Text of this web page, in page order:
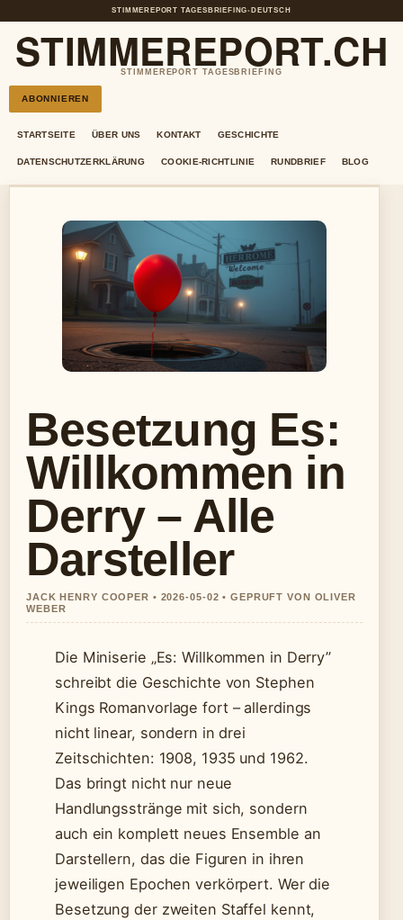
STIMMEREPORT TAGESBRIEFING• DEUTSCH
STIMMEREPORT.CH
STIMMEREPORT TAGESBRIEFING
ABONNIEREN
STARTSEITE ÜBER UNS KONTAKT GESCHICHTE
DATENSCHUTZERKLÄRUNG COOKIE-RICHTLINIE RUNDBRIEF BLOG
Besetzung Es:
Willkommen in
Derry – Alle
Darsteller
JACK HENRY COOPER • 2026-05-02 • GEPRUFT VON OLIVER
WEBER
Die Miniserie „Es: Willkommen in Derry”
schreibt die Geschichte von Stephen
Kings Romanvorlage fort – allerdings
nicht linear, sondern in drei
Zeitschichten: 1908, 1935 und 1962.
Das bringt nicht nur neue
Handlungsstränge mit sich, sondern
auch ein komplett neues Ensemble an
Darstellern, das die Figuren in ihren
jeweiligen Epochen verkörpert. Wer die
Besetzung der zweiten Staffel kennt,